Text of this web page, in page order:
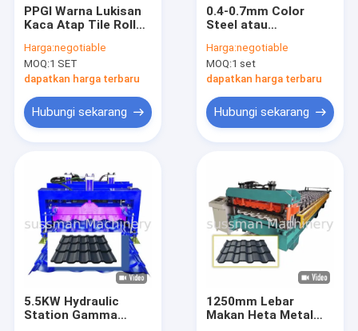
PPGI Warna Lukisan
Kaca Atap Tile Roll
0.4-0.6mm
Harga:negotiable
MOQ:1 SET
dapatkan harga terbaru
Hubungi sekarang
0.4-0.7mm Color
Steel atau
Platino Metal Roof
Tile Roll Forming
Machine Dengan
Roller
Harga:negotiable
MOQ:1 set
dapatkan harga terbaru
Hubungi sekarang
5.5KW Hydraulic
Station Gamma
1250mm Lebar
Makan Heta Metal